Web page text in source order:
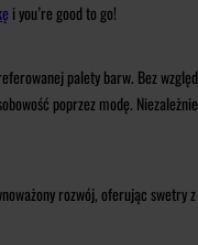
i you’re good to go!
palety barw. Bez
poprzez modę.
rozwój, oferując